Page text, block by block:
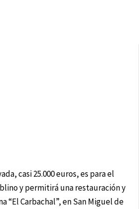
casi 25.000 euros, es para el
y permitirá una restauración y
“El Carbachal”, en San Miguel de